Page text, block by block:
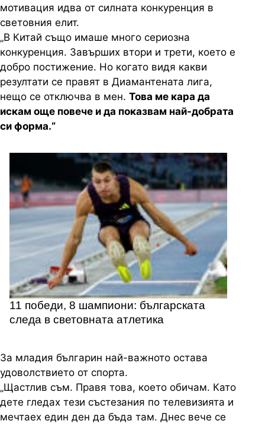
мотивация идва от силната конкуренция в
световния елит.
„В Китай също имаше много сериозна
конкуренция. Завърших втори и трети, което е
добро постижение. Но когато видя какви
резултати се правят в Диамантената лига,
нещо се отключва в мен. Това ме кара да
искам още повече и да показвам най-добрата
си форма.“
11 победи, 8 шампиони: българската
следа в световната атлетика
За младия българин най-важното остава
удоволствието от спорта.
„Щастлив съм. Правя това, което обичам. Като
дете гледах тези състезания по телевизията и
мечтаех един ден да бъда там. Днес вече се